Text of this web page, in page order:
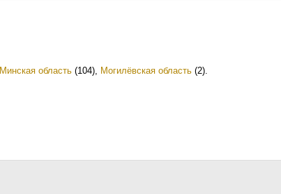
Минская область (104), Могилёвская область (2).